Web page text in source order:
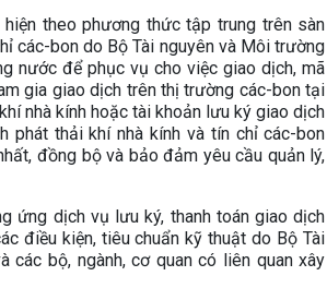
theo phương thức tập trung trên sàn
các-bon do Bộ Tài nguyên và Môi trường
nước để phục vụ cho việc giao dịch, mã
gia giao dịch trên thị trường các-bon tại
nhà kính hoặc tài khoản lưu ký giao dịch
phát thải khí nhà kính và tín chỉ các-bon
đồng bộ và bảo đảm yêu cầu quản lý,
ứng dịch vụ lưu ký, thanh toán giao dịch
điều kiện, tiêu chuẩn kỹ thuật do Bộ Tài
bộ, ngành, cơ quan có liên quan xây